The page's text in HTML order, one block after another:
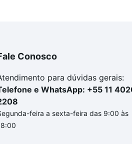
Conosco
para dúvidas gerais:
e WhatsApp: +55 11
feira a sexta-feira das 9:00 às